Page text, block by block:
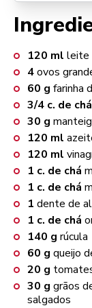
120 ml leite
4ovos
60 g farinha
3/4 c. de chá
30 g
120 ml
120 ml
1 c. de chá
1 c. de chá
1 dente de
1 c. de chá
140 g rúcula
60 g queijo
20 g
30 g grãos
salgados